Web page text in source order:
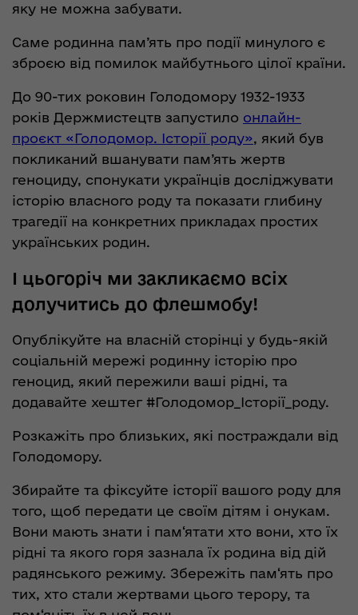
яку не можна забувати.
Саме родинна пам’ять про події минулого є
зброєю від помилок майбутнього цілої країни.
До 90-тих роковин Голодомору 1932-1933
років Держмистецтв запустило онлайн-
проєкт «Голодомор. Історії роду», який був
покликаний вшанувати пам’ять жертв
геноциду, спонукати українців досліджувати
історію власного роду та показати глибину
трагедії на конкретних прикладах простих
українських родин.
І цьогоріч ми закликаємо всіх
долучитись до флешмобу!
Опублікуйте на власній сторінці у будь-якій
соціальній мережі родинну історію про
геноцид, який пережили ваші рідні, та
додавайте хештег #Голодомор_Історії_роду.
Розкажіть про близьких, які постраждали від
Голодомору.
Збирайте та фіксуйте історії вашого роду для
того, щоб передати це своїм дітям і онукам.
Вони мають знати і пам‘ятати хто вони, хто їх
рідні та якого горя зазнала їх родина від дій
радянського режиму. Збережіть пам‘ять про
тих, хто стали жертвами цього терору, та